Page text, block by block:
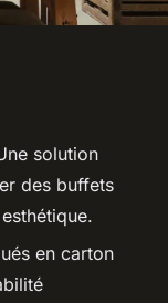
solution
des buffets
en carton